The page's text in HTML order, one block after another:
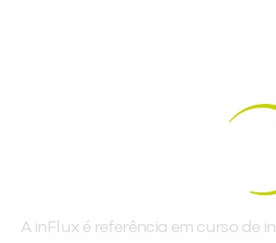
A inFlux é referência em curso de